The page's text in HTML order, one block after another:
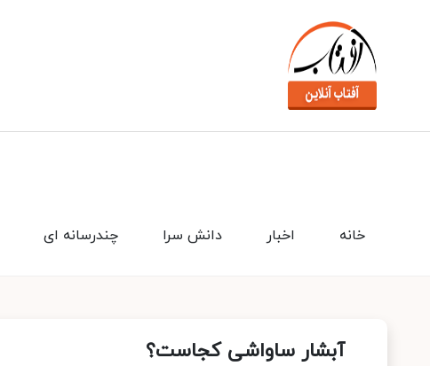
چندرسانه ای دانش سرا اخبار خانه
آبشار ساواشی کجاست؟